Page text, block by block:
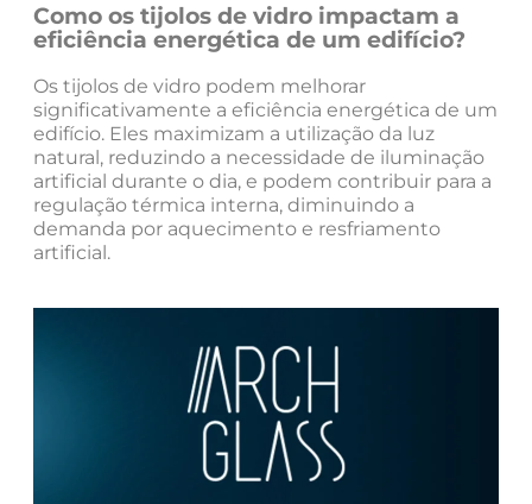
Como os tijolos de vidro impactam a
eficiência energética de um edifício?
Os tijolos de vidro podem melhorar
significativamente a eficiência energética de um
edifício. Eles maximizam a utilização da luz
natural, reduzindo a necessidade de iluminação
artificial durante o dia, e podem contribuir para a
regulação térmica interna, diminuindo a
demanda por aquecimento e resfriamento
artificial.